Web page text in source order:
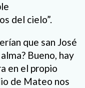
del cielo”.
que san José
Bueno, hay
en el propio
de Mateo nos